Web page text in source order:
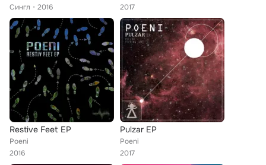
Сингл
2016
2017
Restive Feet EP
Poeni
2016
Pulzar EP
Poeni
2017